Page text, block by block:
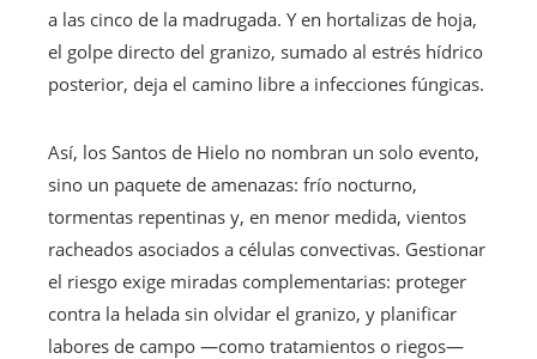
a las cinco de la madrugada. Y en hortalizas de hoja,
el golpe directo del granizo, sumado al estrés hídrico
posterior, deja el camino libre a infecciones fúngicas.
Así, los Santos de Hielo no nombran un solo evento,
sino un paquete de amenazas: frío nocturno,
tormentas repentinas y, en menor medida, vientos
racheados asociados a células convectivas. Gestionar
el riesgo exige miradas complementarias: proteger
contra la helada sin olvidar el granizo, y planificar
labores de campo —como tratamientos o riegos—